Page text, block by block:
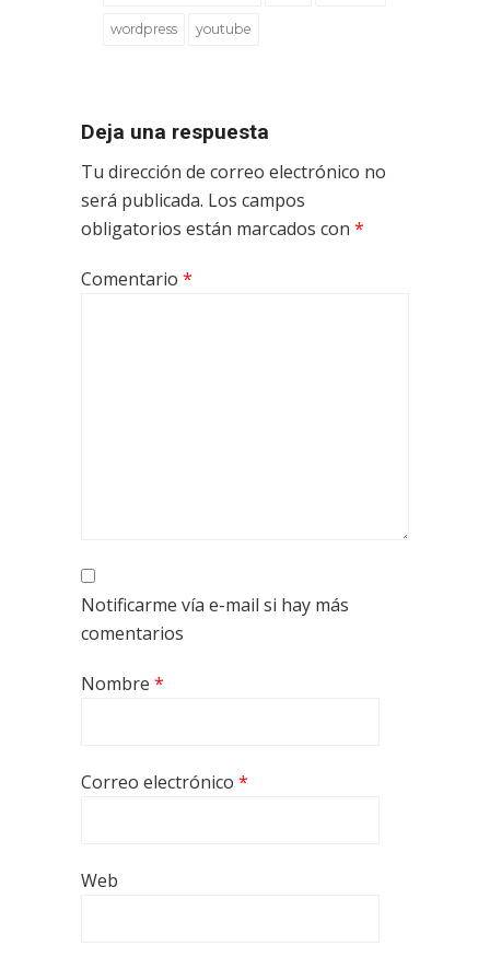
wordpress youtube
Deja una respuesta
Tu dirección de correo electrónico no
será publicada. Los campos
obligatorios están marcados con *
Comentario *
Notificarme vía e-mail si hay más
comentarios
Nombre *
Correo electrónico *
Web